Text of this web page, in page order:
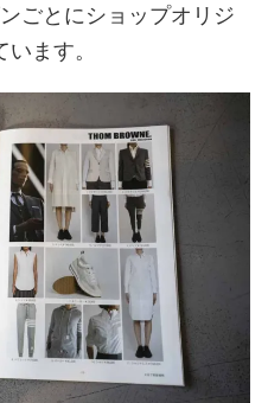
ごとにショップオリジ
ます。